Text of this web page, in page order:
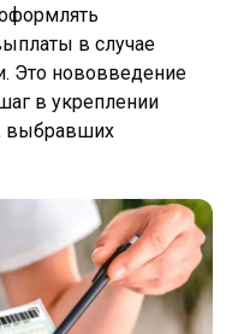
в случае
Это нововведение
в укреплении
выбравших